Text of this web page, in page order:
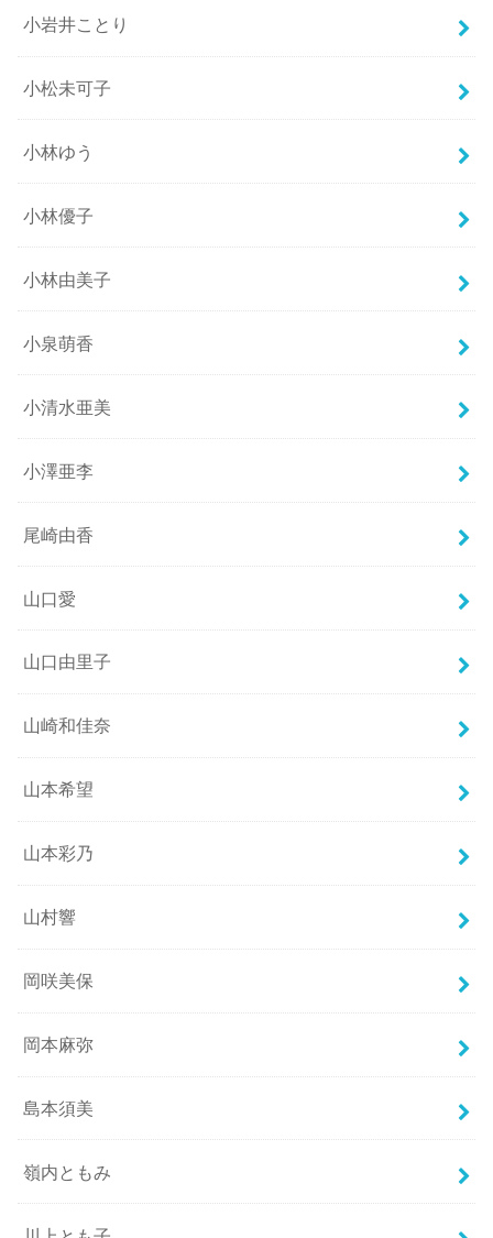
小岩井ことり
小松未可子
小林ゆう
小林優子
小林由美子
小泉萌香
小清水亜美
小澤亜李
尾崎由香
山口愛
山口由里子
山崎和佳奈
山本希望
山本彩乃
山村響
岡咲美保
岡本麻弥
島本須美
嶺内ともみ